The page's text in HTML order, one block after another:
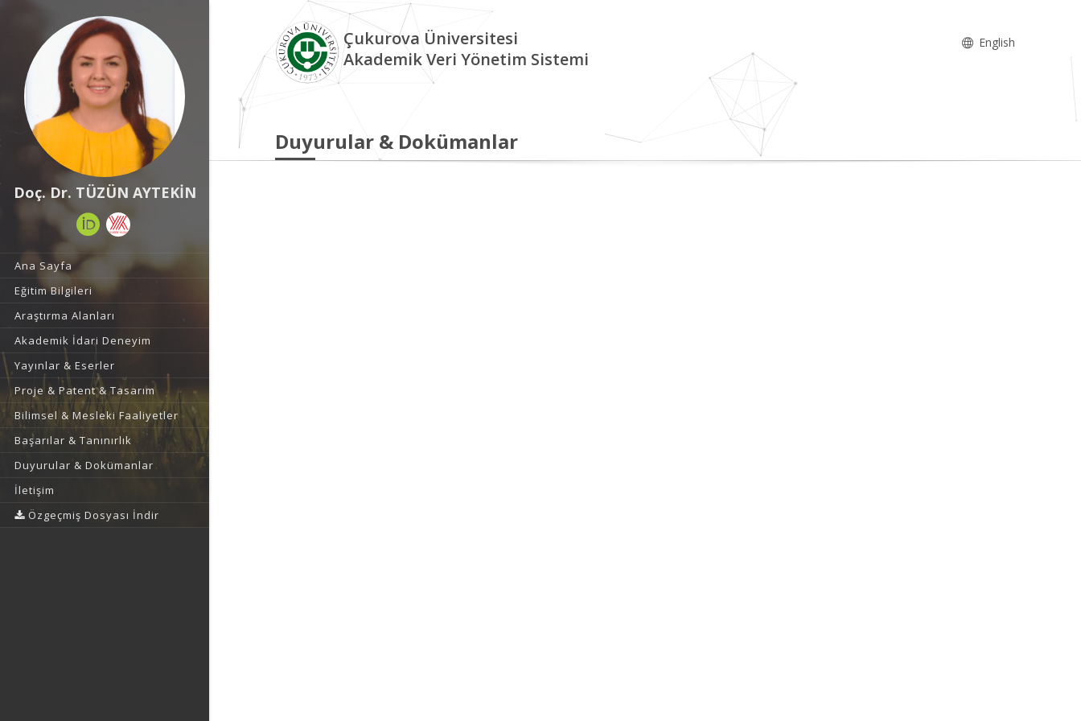
Doç. Dr. TÜZÜN AYTEKİN
Ana Sayfa
Eğitim Bilgileri
Araştırma Alanları
Akademik İdari Deneyim
Yayınlar & Eserler
Proje & Patent & Tasarım
Bilimsel & Mesleki Faaliyetler
Başarılar & Tanınırlık
Duyurular & Dokümanlar
İletişim
Özgeçmiş Dosyası İndir
Çukurova Üniversitesi
Akademik Veri Yönetim Sistemi
English
Duyurular & Dokümanlar